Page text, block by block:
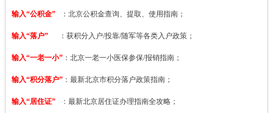
输入“公积金” ：北京公积金查询、提取、使用指南；
输入“落户” ：获积分入户/投靠/随军等各类入户政策；
输入“一老一小” ：北京一老一小医保参保/报销指南；
输入“积分落户” ：最新北京市积分落户政策指南；
输入“居住证” ：最新北京居住证办理指南全攻略；